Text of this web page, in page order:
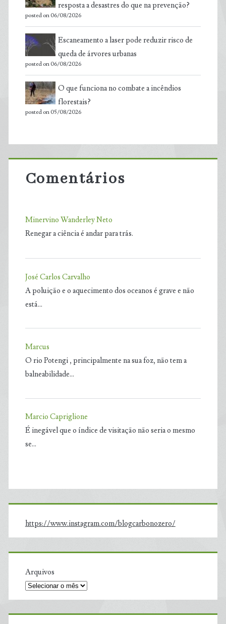
resposta a desastres do que na prevenção?
posted on 06/08/2026
Escaneamento a laser pode reduzir risco de
queda de árvores urbanas
posted on 06/08/2026
O que funciona no combate a incêndios
florestais?
posted on 05/08/2026
Comentários
Minervino Wanderley Neto
Renegar a ciência é andar para trás.
José Carlos Carvalho
A poluição e o aquecimento dos oceanos é grave e não
está…
Marcus
O rio Potengi , principalmente na sua foz, não tem a
balneabilidade…
Marcio Capriglione
É inegável que o índice de visitação não seria o mesmo
se…
https://www.instagram.com/blogcarbonozero/
Arquivos